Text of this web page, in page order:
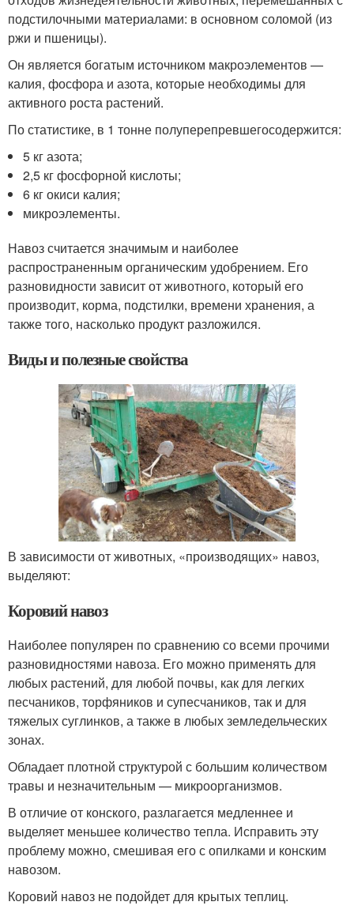
подстилочными материалами: в основном соломой (из
ржи и пшеницы).
Он является богатым источником макроэлементов —
калия, фосфора и азота, которые необходимы для
активного роста растений.
По статистике, в 1 тонне полуперепревшегосодержится:
5 кг азота;
2,5 кг фосфорной кислоты;
6 кг окиси калия;
микроэлементы.
Навоз считается значимым и наиболее
распространенным органическим удобрением. Его
разновидности зависит от животного, который его
производит, корма, подстилки, времени хранения, а
также того, насколько продукт разложился.
Виды и полезные свойства
В зависимости от животных, «производящих» навоз,
выделяют:
Коровий навоз
Наиболее популярен по сравнению со всеми прочими
разновидностями навоза. Его можно применять для
любых растений, для любой почвы, как для легких
песчаников, торфяников и супесчаников, так и для
тяжелых суглинков, а также в любых земледельческих
зонах.
Обладает плотной структурой с большим количеством
травы и незначительным — микроорганизмов.
В отличие от конского, разлагается медленнее и
выделяет меньшее количество тепла. Исправить эту
проблему можно, смешивая его с опилками и конским
навозом.
Коровий навоз не подойдет для крытых теплиц.